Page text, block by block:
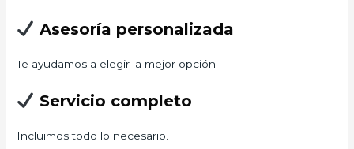
Asesoría personalizada
Te ayudamos a elegir la mejor opción.
Servicio completo
Incluimos todo lo necesario.